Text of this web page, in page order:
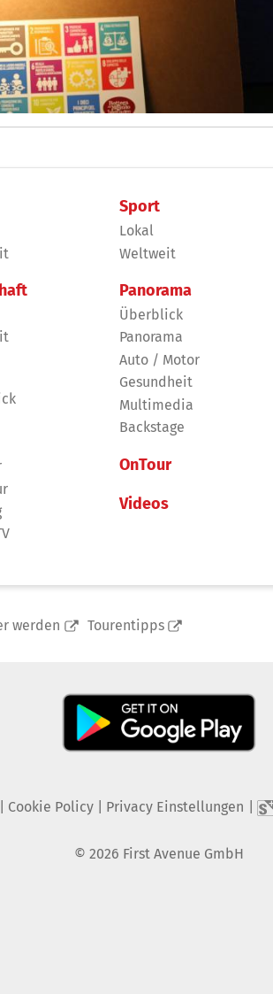
Sport
Lokal
Weltweit
Panorama
Überblick
Panorama
Auto / Motor
Gesundheit
Multimedia
Backstage
OnTour
Videos
werden Tourentipps
Cookie Policy| Privacy Einstellungen
© 2026 First Avenue GmbH